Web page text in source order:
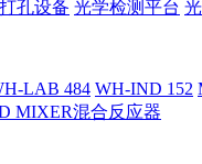
孔设备 光学检测平台
LAB 484 WH-IND 152
MIXER混合反应器